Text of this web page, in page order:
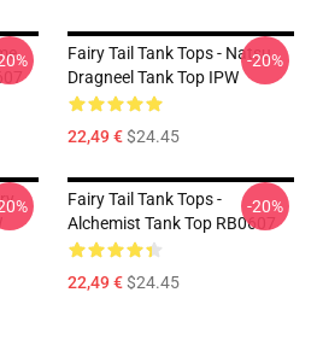
Fairy Tail Tank Tops - Natsu
Dragneel Tank Top IPW
22,49 €$24.45
-20%
Fairy Tail Tank Tops -
Alchemist Tank Top RB0607
22,49 €$24.45
-20%